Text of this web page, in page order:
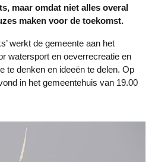
maar omdat niet alles overal
maken voor de toekomst.
watersport en oeverrecreatie en
te denken en ideeën te delen. Op
in het gemeentehuis van 19.00